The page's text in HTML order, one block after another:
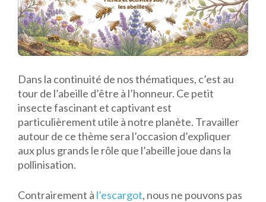
Dans la continuité de nos thématiques, c’est au
tour de l’abeille d’être à l’honneur. Ce petit
insecte fascinant et captivant est
particulièrement utile à notre planète. Travailler
autour de ce thème sera l’occasion d’expliquer
aux plus grands le rôle que l’abeille joue dans la
pollinisation.
Contrairement à l’escargot, nous ne pouvons pas